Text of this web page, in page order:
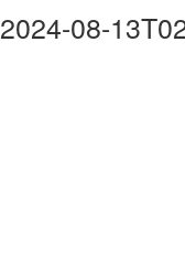
2024-08-